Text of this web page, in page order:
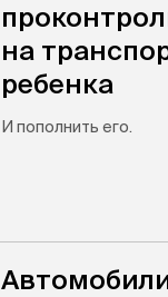
на
ребенка
И пополнить его.